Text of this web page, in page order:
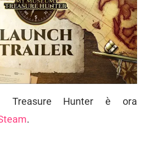
Treasure Hunter è ora
.